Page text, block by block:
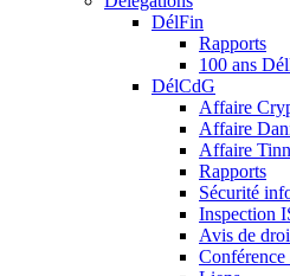
DélFin
Rapports
100 ans
DélCdG
Affaire
Affaire
Affaire
Rapports
Sécurité
Inspection
Avis de
Conférence